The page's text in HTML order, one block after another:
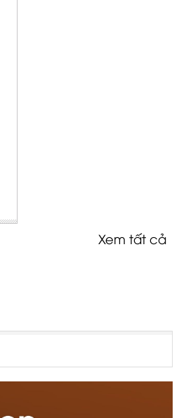
Xem tất cả